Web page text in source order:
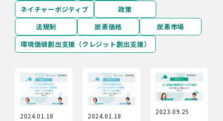
ネイチャーポジティブ
政策
法規制
炭素価格
炭素市場
環境価値創出支援（クレジット創出支援）
2024.01.18 2024.01.18
2023.09.25